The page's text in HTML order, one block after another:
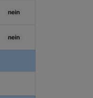
nein
nein